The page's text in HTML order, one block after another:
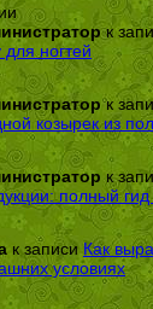
к
для ногтей
к
козырек из
к
полный
к записи Как
условиях